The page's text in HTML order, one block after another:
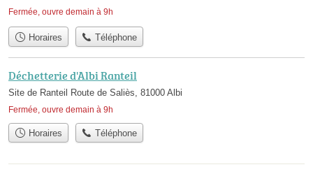
Fermée, ouvre demain à 9h
Horaires Téléphone
Déchetterie d'Albi Ranteil
Site de Ranteil Route de Saliès, 81000 Albi
Fermée, ouvre demain à 9h
Horaires Téléphone